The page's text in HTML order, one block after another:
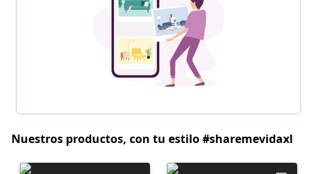
Nuestros productos, con tu estilo #sharemevidaxl